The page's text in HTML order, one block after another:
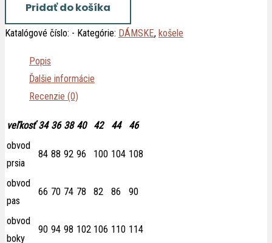
Pridať do košíka
Katalógové číslo: - Kategórie: DÁMSKE, košele
Popis
Ďalšie informácie
Recenzie (0)
veľkosť 34 36 38 40 42 44
46
obvod
prsia
84 88 92 96 100 104 108
obvod
pas
66 70 74 78 82 86 90
obvod
boky
90 94 98 102 106 110 114